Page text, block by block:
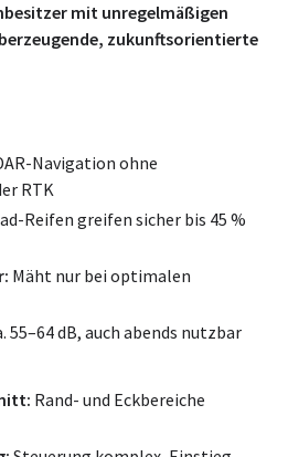
mit unregelmäßigen
zukunftsorientierte
Navigation ohne
RTK
Reifen greifen sicher bis 45 %
Mäht nur bei optimalen
55–64 dB, auch abends nutzbar
Rand- und Eckbereiche